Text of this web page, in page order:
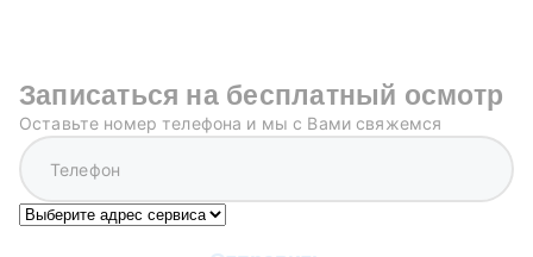
Записаться на бесплатный осмотр
Оставьте номер телефона и мы с Вами свяжемся